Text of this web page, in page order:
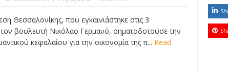
Θεσσαλονίκης, που εγκαινιάστηκε στις 3
βουλευτή Νικόλαο Γερμανό, σηματοδοτούσε την
κεφαλαίου για την οικονομία της π... Read